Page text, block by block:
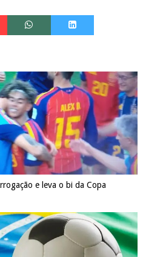
e leva o bi da Copa